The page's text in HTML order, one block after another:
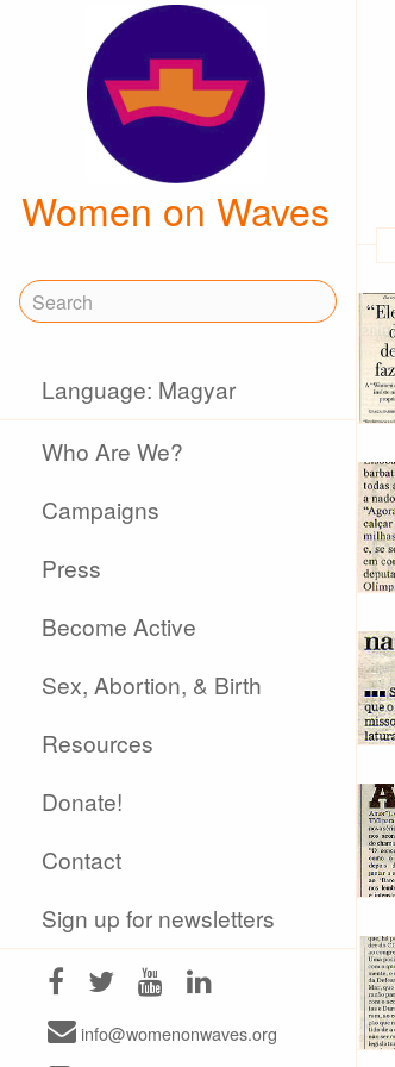
Women on Waves
Language: Magyar
Who Are We?
Campaigns
Press
Become Active
Sex, Abortion, & Birth
Resources
Donate!
Contact
Sign up for newsletters
info@womenonwaves.org